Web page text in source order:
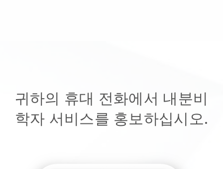
귀하의 휴대 전화에서 내분비
학자 서비스를 홍보하십시오.